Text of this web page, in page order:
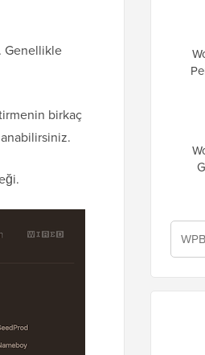
Genellikle
birkaç